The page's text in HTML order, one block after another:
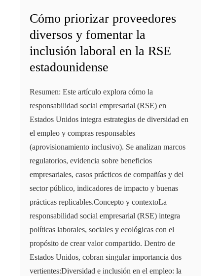
Cómo priorizar proveedores
diversos y fomentar la
inclusión laboral en la RSE
estadounidense
Resumen: Este artículo explora cómo la
responsabilidad social empresarial (RSE) en
Estados Unidos integra estrategias de diversidad en
el empleo y compras responsables
(aprovisionamiento inclusivo). Se analizan marcos
regulatorios, evidencia sobre beneficios
empresariales, casos prácticos de compañías y del
sector público, indicadores de impacto y buenas
prácticas replicables.Concepto y contextoLa
responsabilidad social empresarial (RSE) integra
políticas laborales, sociales y ecológicas con el
propósito de crear valor compartido. Dentro de
Estados Unidos, cobran singular importancia dos
vertientes:Diversidad e inclusión en el empleo: la